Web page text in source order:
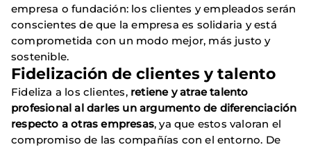
empresa o fundación: los clientes y empleados serán
conscientes de que la empresa es solidaria y está
comprometida con un modo mejor, más justo y
sostenible.
Fidelización de clientes y talento
Fideliza a los clientes, retiene y atrae talento
profesional al darles un argumento de diferenciación
respecto a otras empresas, ya que estos valoran el
compromiso de las compañías con el entorno. De